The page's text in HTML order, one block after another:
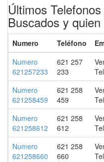
Últimos
Buscados y
Numero Teléfono
Numero
621257233
621 257
233
Numero
621258459
621 258
459
Numero
621258612
621 258
612
Numero
621258660
621 258
660